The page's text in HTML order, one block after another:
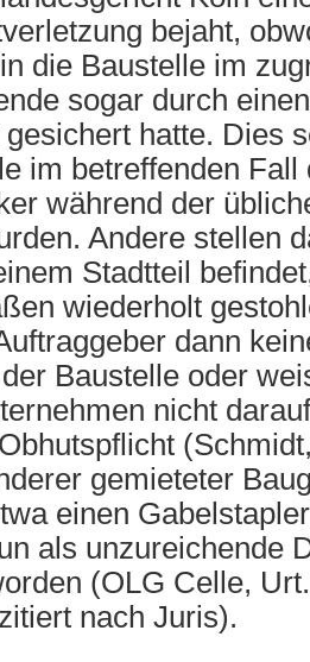
bejaht,
die Baustelle im
sogar durch
hatte. Dies
im betreffenden Fall
während der
Andere stellen
Stadtteil
wiederholt
dann
Baustelle oder
nicht
gemieteter
einen
als unzureichende
(OLG Celle,
nach Juris).